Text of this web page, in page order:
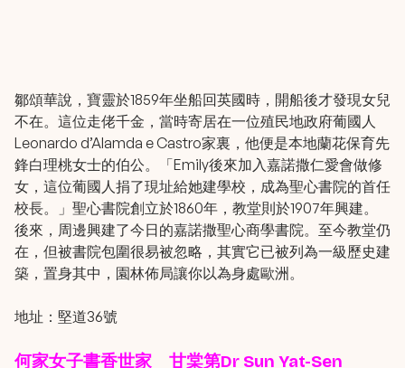
鄒頌華說，寶靈於1859年坐船回英國時，開船後才發現女兒
不在。這位走佬千金，當時寄居在一位殖民地政府葡國人
Leonardo d’Alamda e Castro家裏，他便是本地蘭花保育先
鋒白理桃女士的伯公。「Emily後來加入嘉諾撒仁愛會做修
女，這位葡國人捐了現址給她建學校，成為聖心書院的首任
校長。」聖心書院創立於1860年，教堂則於1907年興建。
後來，周邊興建了今日的嘉諾撒聖心商學書院。至今教堂仍
在，但被書院包圍很易被忽略，其實它已被列為一級歷史建
築，置身其中，園林佈局讓你以為身處歐洲。
地址：堅道36號
何家女子書香世家 甘棠第Dr Sun Yat-Sen